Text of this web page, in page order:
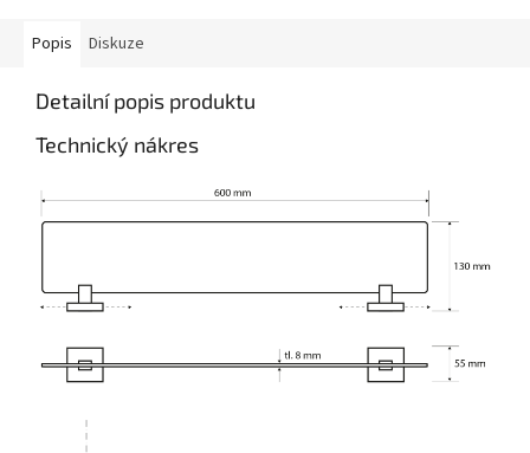
Popis Diskuze
Detailní popis produktu
Technický nákres